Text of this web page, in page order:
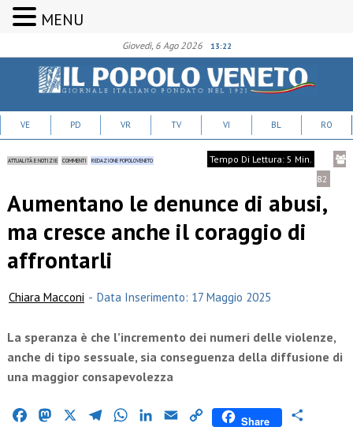
Giovedì, 6 Ago 2026 13:22
VE PD VR TV VI BL RO
ATTUALITÀ E NOTIZIE COMMENTI REDAZIONE POPOLOVENETO
Tempo Di Lettura: 5 Min.
82
Aumentano le denunce di abusi,
ma cresce anche il coraggio di
affrontarli
Chiara Macconi - Data Inserimento: 17 Maggio 2025
La speranza è che l’incremento dei numeri delle violenze,
anche di tipo sessuale, sia conseguenza della diffusione di
una maggior consapevolezza
FacebookMastodon TelegramWhatsAppLinkedIn
Email Copy
Share
MENU